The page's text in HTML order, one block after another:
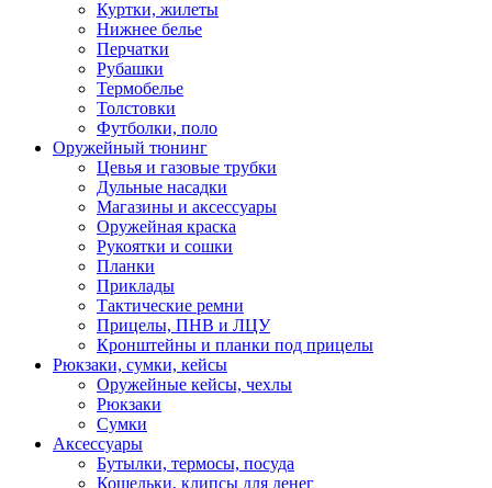
Куртки, жилеты
Нижнее белье
Перчатки
Рубашки
Термобелье
Толстовки
Футболки, поло
Оружейный тюнинг
Цевья и газовые трубки
Дульные насадки
Магазины и аксессуары
Оружейная краска
Рукоятки и сошки
Планки
Приклады
Тактические ремни
Прицелы, ПНВ и ЛЦУ
Кронштейны и планки под прицелы
Рюкзаки, сумки, кейсы
Оружейные кейсы, чехлы
Рюкзаки
Сумки
Аксессуары
Бутылки, термосы, посуда
Кошельки, клипсы для денег